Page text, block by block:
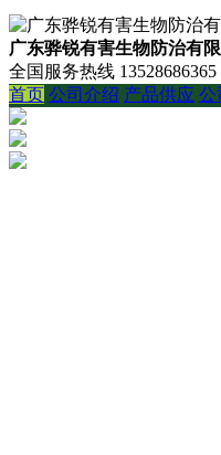
广东骅锐有害生物防治有
全国服务热线 13528686365
首页 公司介绍 产品供应 公